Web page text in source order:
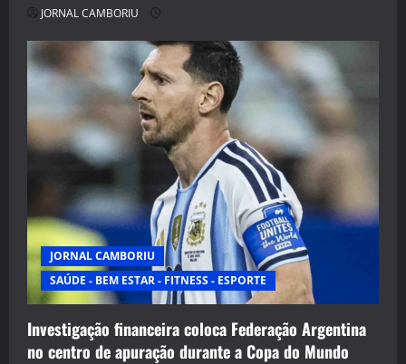
JORNAL CAMBORIU
JORNAL CAMBORIU
SAÚDE - BEM ESTAR - FITNESS - ESPORTE
Investigação financeira coloca Federação Argentina
no centro de apuração durante a Copa do Mundo